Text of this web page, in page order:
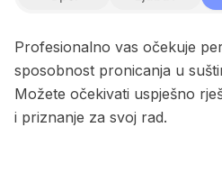
Profesionalno vas očekuje
sposobnost pronicanja u
Možete očekivati uspješno
i priznanje za svoj rad.